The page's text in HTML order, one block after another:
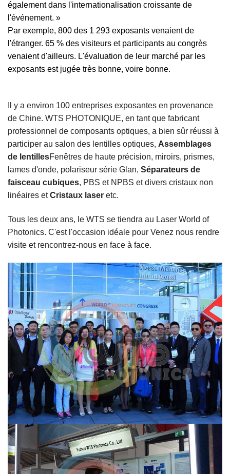
également dans l'internationalisation croissante de
l'événement. »
Par exemple, 800 des 1 293 exposants venaient de
l'étranger. 65 % des visiteurs et participants au congrès
venaient d'ailleurs. L'évaluation de leur marché par les
exposants est jugée très bonne, voire bonne.
Il y a environ 100 entreprises exposantes en provenance
de Chine. WTS PHOTONIQUE, en tant que fabricant
professionnel de composants optiques, a bien sûr réussi à
participer au salon des lentilles optiques, Assemblages
de lentillesFenêtres de haute précision, miroirs, prismes,
lames d'onde, polariseur série Glan, Séparateurs de
faisceau cubiques, PBS et NPBS et divers cristaux non
linéaires etCristaux laser etc.
Tous les deux ans, le WTS se tiendra au Laser World of
Photonics. C'est l'occasion idéale pour Venez nous rendre
visite et rencontrez-nous en face à face.